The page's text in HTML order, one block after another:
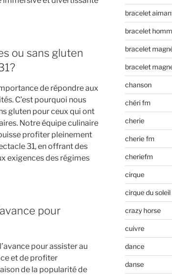
ou sans gluten
de répondre aux
C’est pourquoi nous
gluten pour ceux qui ont
Notre équipe culinaire
profiter pleinement
31, en offrant des
exigences des régimes
pour
pour assister au
et de profiter
de la popularité de
bracelet
bracelet
bracelet
bracelet
chanson
chéri fm
cherie
cherie fm
cheriefm
cirque
cirque du soleil
crazy horse
cuivre
dance
danse